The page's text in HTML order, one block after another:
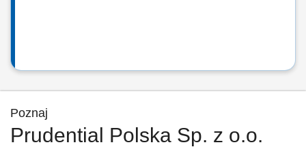
Poznaj
Prudential Polska Sp. z o.o.